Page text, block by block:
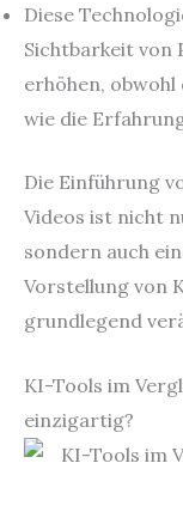
Diese
Sichtbarkeit von
erhöhen,
wie die
Die Einführung
Videos ist nicht
sondern auch
Vorstellung von
grundlegend
KI-Tools im
einzigartig?